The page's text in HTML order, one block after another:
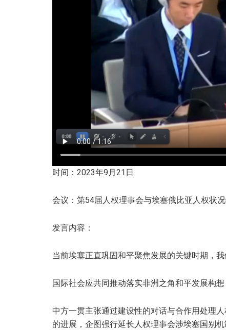
时间：2023年9月21日
会议：第54届人权理事会与埃塞俄比亚人权状
发言内容：
当前埃塞正直巩固和平聚焦发展的关键时期，
国际社会应共同推动落实非洲之角和平发展构
中方一贯主张通过建设性的对话与合作用处理
的进展，企图强行延长人权理事会涉埃塞国别